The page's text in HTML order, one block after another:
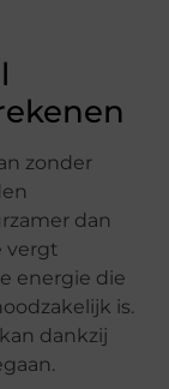
zonder
dan
vergt
energie die
is.
dankzij